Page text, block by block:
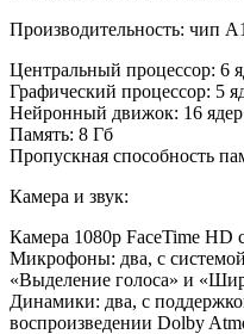
Производительность: чип
Центральный процессор: 6
Графический процессор: 5
Нейронный движок: 16 ядер
Память: 8 Гб
Пропускная способность
Камера и звук:
Камера 1080p FaceTime HD
Микрофоны: два, с
«Выделение голоса» и
Динамики: два, с
воспроизведении Dolby